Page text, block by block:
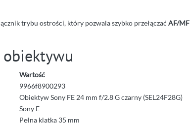
trybu ostrości, który pozwala szybko przełączać AF/MF
Wartość
9966f8900293
Obiektyw Sony FE 24 mm f/2.8 G czarny (SEL24F28G)
Sony E
Pełna klatka 35 mm